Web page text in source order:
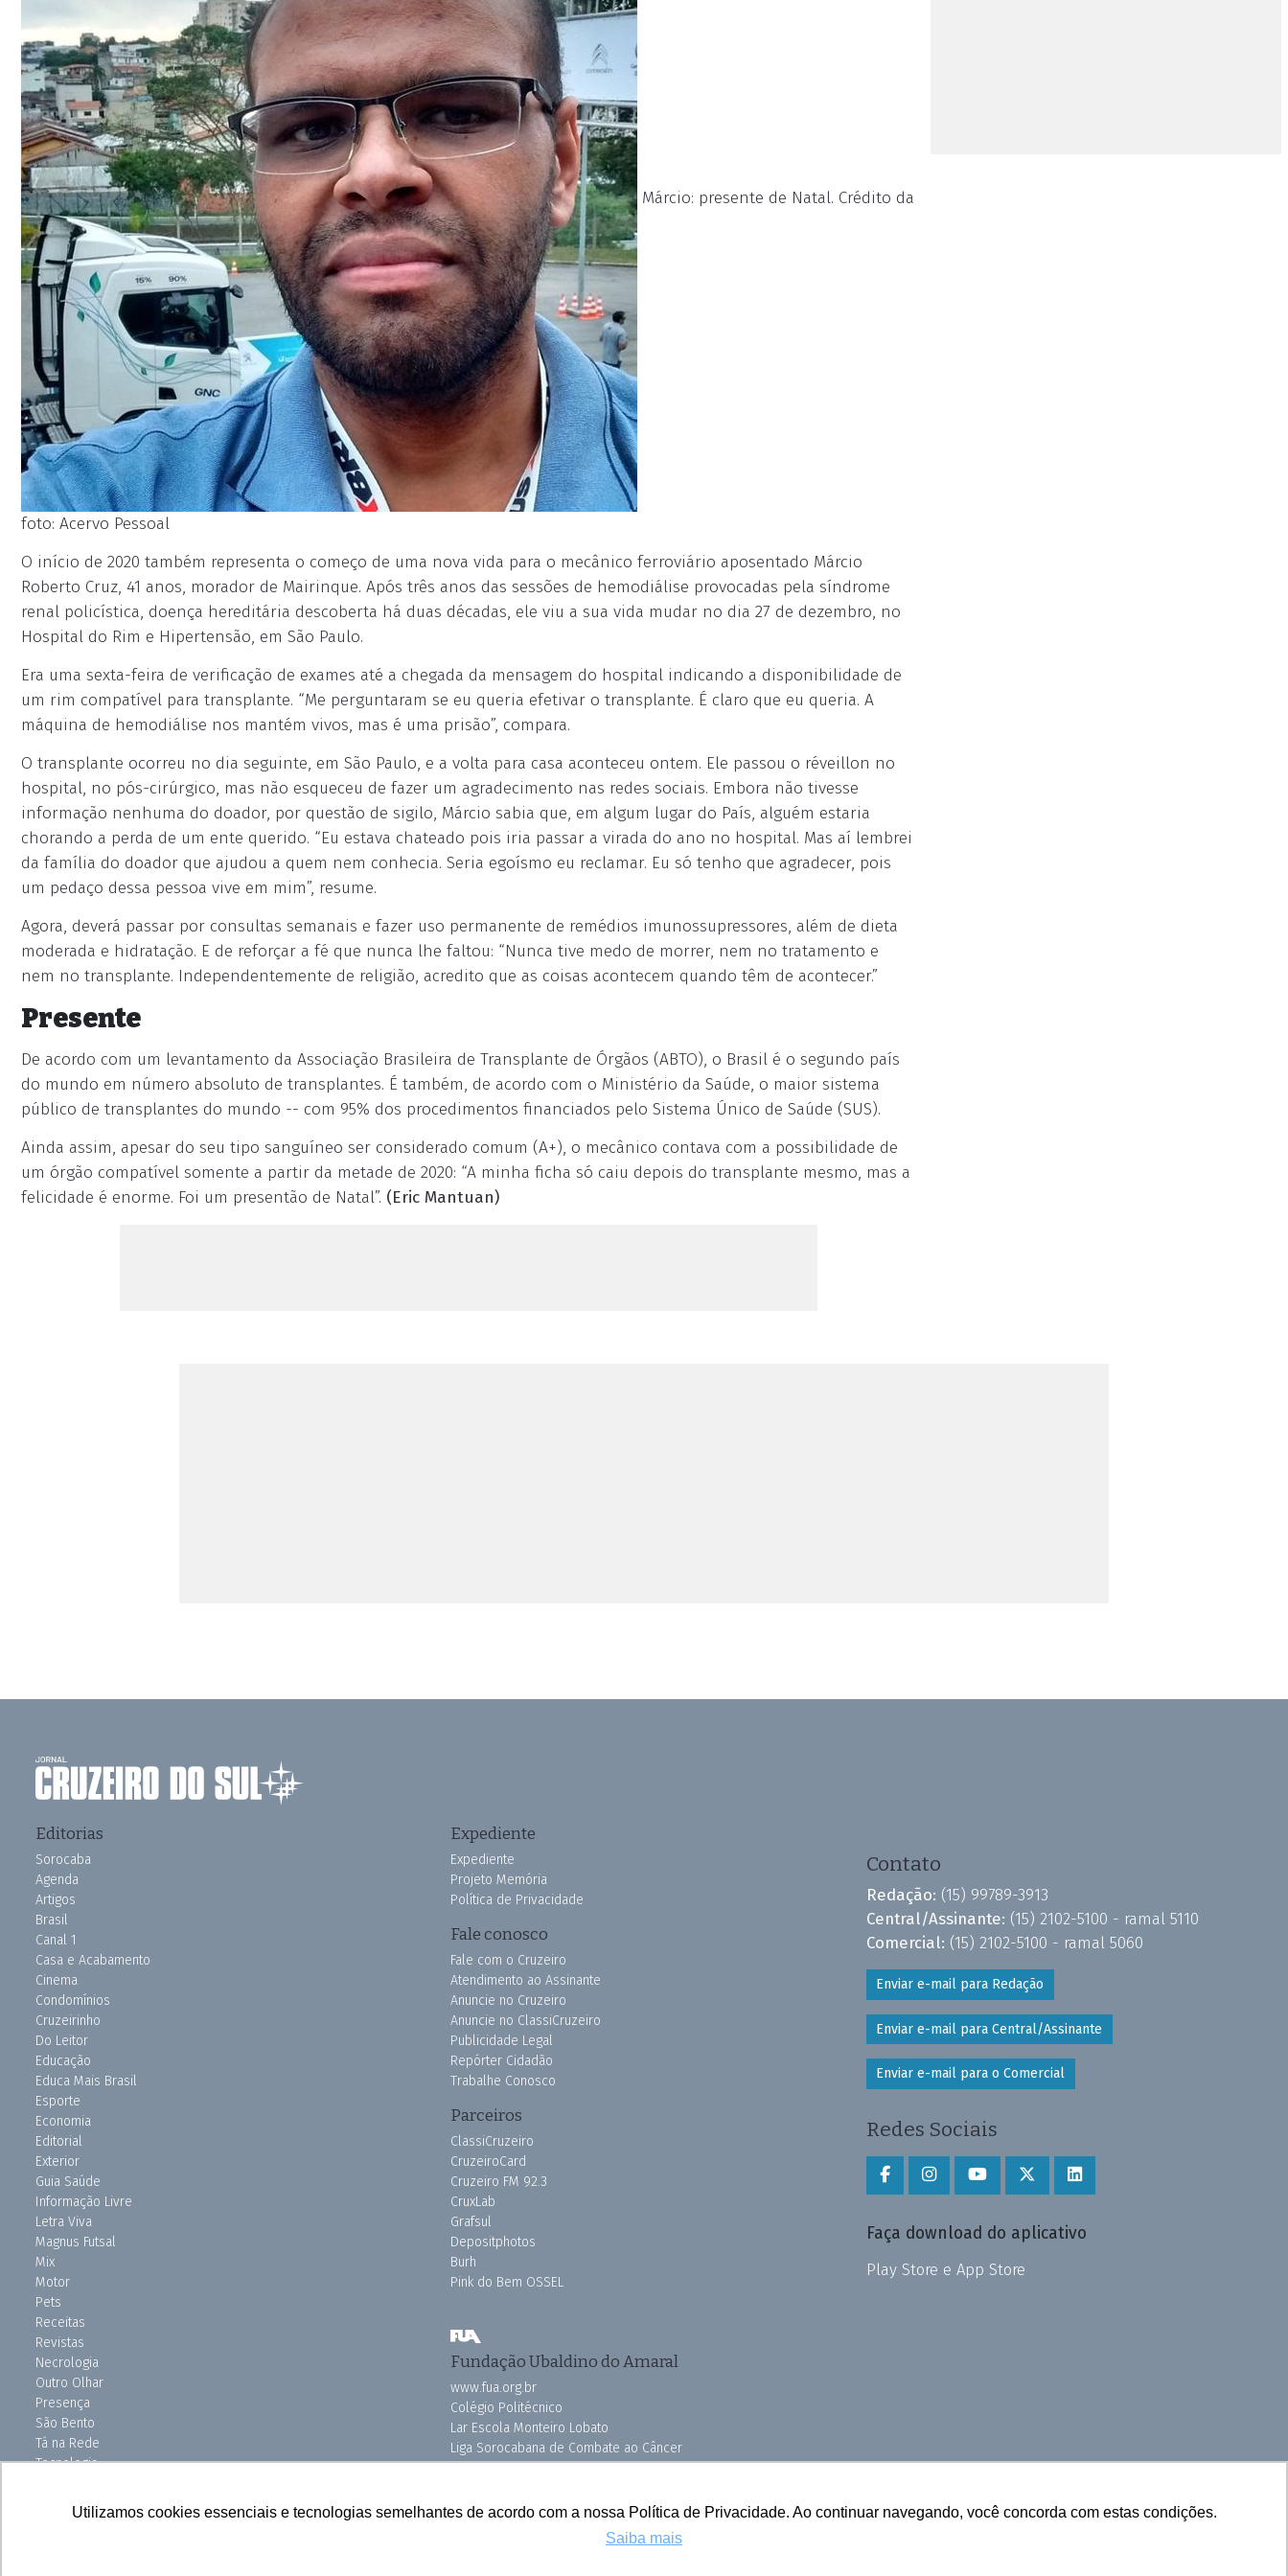
Utilizamos cookies essenciais e tecnologias semelhantes de acordo com a nossa Política de Privacidade. Ao continuar navegando, você concorda com estas condições.
Saiba mais
Márcio: presente de Natal. Crédito da
foto: Acervo Pessoal
O início de 2020 também representa o começo de uma nova vida para o mecânico ferroviário aposentado Márcio
Roberto Cruz, 41 anos, morador de Mairinque. Após três anos das sessões de hemodiálise provocadas pela síndrome
renal policística, doença hereditária descoberta há duas décadas, ele viu a sua vida mudar no dia 27 de dezembro, no
Hospital do Rim e Hipertensão, em São Paulo.
Era uma sexta-feira de verificação de exames até a chegada da mensagem do hospital indicando a disponibilidade de
um rim compatível para transplante. “Me perguntaram se eu queria efetivar o transplante. É claro que eu queria. A
máquina de hemodiálise nos mantém vivos, mas é uma prisão”, compara.
O transplante ocorreu no dia seguinte, em São Paulo, e a volta para casa aconteceu ontem. Ele passou o réveillon no
hospital, no pós-cirúrgico, mas não esqueceu de fazer um agradecimento nas redes sociais. Embora não tivesse
informação nenhuma do doador, por questão de sigilo, Márcio sabia que, em algum lugar do País, alguém estaria
chorando a perda de um ente querido. “Eu estava chateado pois iria passar a virada do ano no hospital. Mas aí lembrei
da família do doador que ajudou a quem nem conhecia. Seria egoísmo eu reclamar. Eu só tenho que agradecer, pois
um pedaço dessa pessoa vive em mim”, resume.
Agora, deverá passar por consultas semanais e fazer uso permanente de remédios imunossupressores, além de dieta
moderada e hidratação. E de reforçar a fé que nunca lhe faltou: “Nunca tive medo de morrer, nem no tratamento e
nem no transplante. Independentemente de religião, acredito que as coisas acontecem quando têm de acontecer.”
Presente
De acordo com um levantamento da Associação Brasileira de Transplante de Órgãos (ABTO), o Brasil é o segundo país
do mundo em número absoluto de transplantes. É também, de acordo com o Ministério da Saúde, o maior sistema
público de transplantes do mundo -- com 95% dos procedimentos financiados pelo Sistema Único de Saúde (SUS).
Ainda assim, apesar do seu tipo sanguíneo ser considerado comum (A+), o mecânico contava com a possibilidade de
um órgão compatível somente a partir da metade de 2020: “A minha ficha só caiu depois do transplante mesmo, mas a
felicidade é enorme. Foi um presentão de Natal”. (Eric Mantuan)
Editorias
Sorocaba
Agenda
Artigos
Brasil
Canal 1
Casa e Acabamento
Cinema
Condomínios
Cruzeirinho
Do Leitor
Educação
Educa Mais Brasil
Esporte
Economia
Editorial
Exterior
Guia Saúde
Informação Livre
Letra Viva
Magnus Futsal
Mix
Motor
Pets
Receitas
Revistas
Necrologia
Outro Olhar
Presença
São Bento
Tá na Rede
Tecnologia
Uniso Ciência
Expediente
Expediente
Projeto Memória
Política de Privacidade
Fale conosco
Fale com o Cruzeiro
Atendimento ao Assinante
Anuncie no Cruzeiro
Anuncie no ClassiCruzeiro
Publicidade Legal
Repórter Cidadão
Trabalhe Conosco
Parceiros
ClassiCruzeiro
CruzeiroCard
Cruzeiro FM 92.3
CruxLab
Grafsul
Depositphotos
Burh
Pink do Bem OSSEL
Fundação Ubaldino do Amaral
www.fua.org.br
Colégio Politécnico
Lar Escola Monteiro Lobato
Liga Sorocabana de Combate ao Câncer
Vila dos Velhinhos
Contato
Redação: (15) 99789-3913
Central/Assinante: (15) 2102-5100 - ramal 5110
Comercial: (15) 2102-5100 - ramal 5060
Enviar e-mail para Redação
Enviar e-mail para Central/Assinante
Enviar e-mail para o Comercial
Redes Sociais
Faça download do aplicativo
Play Store e App Store